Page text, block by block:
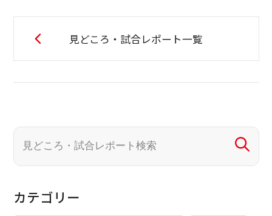
見どころ・試合レポート一覧
カテゴリー